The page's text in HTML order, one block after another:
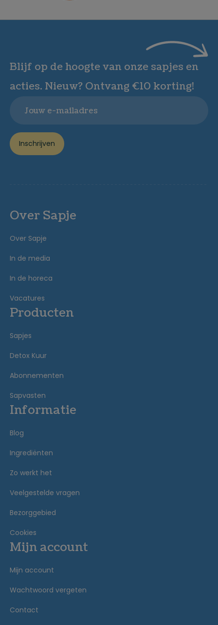
Blijf op de hoogte van onze sapjes en
acties. Nieuw? Ontvang €10 korting!
Inschrijven
Over Sapje
Over Sapje
In de media
In de horeca
Vacatures
Producten
Sapjes
Detox Kuur
Abonnementen
Sapvasten
Informatie
Blog
Ingrediënten
Zo werkt het
Veelgestelde vragen
Bezorggebied
Cookies
Mijn account
Mijn account
Wachtwoord vergeten
Contact